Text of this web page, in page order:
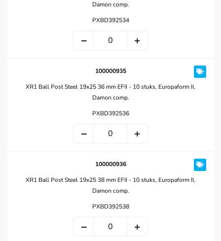
Damon comp.
PXBD392534
100000935
XR1 Ball Post Steel 19x25 36 mm EFII - 10 stuks, Europaform II,
Damon comp.
PXBD392536
100000936
XR1 Ball Post Steel 19x25 38 mm EFII - 10 stuks, Europaform II,
Damon comp.
PXBD392538